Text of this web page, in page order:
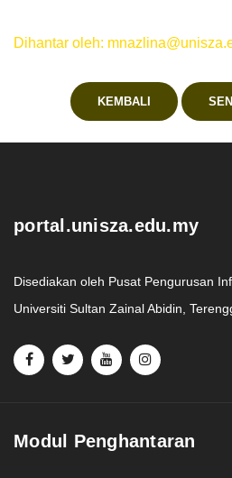
Dihantar oleh:
KEMBALI
portal.unisza.edu.my
Disediakan oleh Pusat Pengurusan
Universiti Sultan Zainal Abidin,
Modul Penghantaran